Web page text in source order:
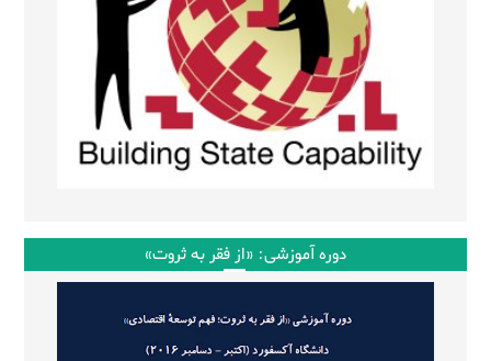
دوره آموزشی: «از فقر به ثروت»